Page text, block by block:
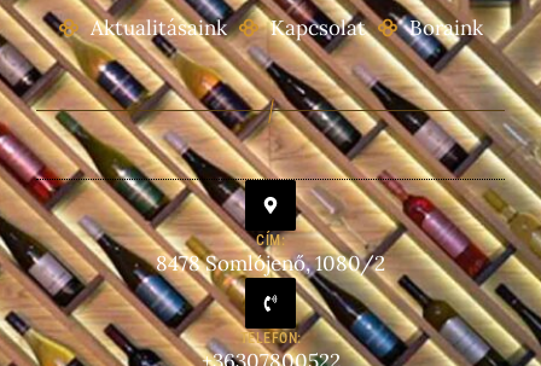
Aktualitásaink
Kapcsolat Boraink
CÍM:
8478 Somlójenő, 1080/2
TELEFON:
+36307800522